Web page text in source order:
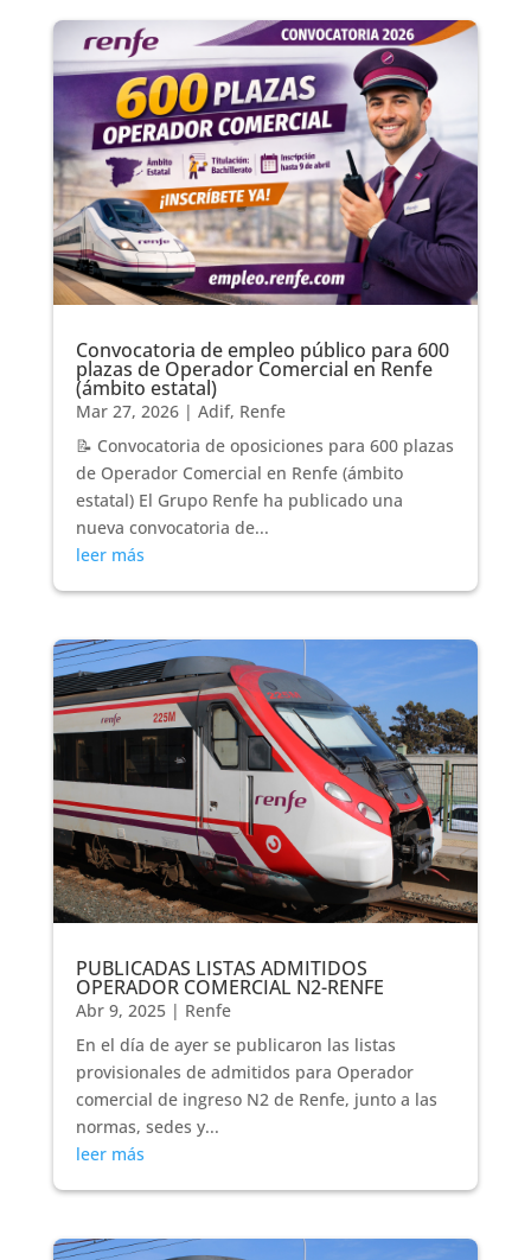
Convocatoria de empleo público para 600
plazas de Operador Comercial en Renfe
(ámbito estatal)
Mar 27, 2026| Adif, Renfe
📝 Convocatoria de oposiciones para 600 plazas
de Operador Comercial en Renfe (ámbito
estatal) El Grupo Renfe ha publicado una
nueva convocatoria de...
leer más
PUBLICADAS LISTAS ADMITIDOS
OPERADOR COMERCIAL N2-RENFE
Abr 9, 2025| Renfe
En el día de ayer se publicaron las listas
provisionales de admitidos para Operador
comercial de ingreso N2 de Renfe, junto a las
normas, sedes y...
leer más